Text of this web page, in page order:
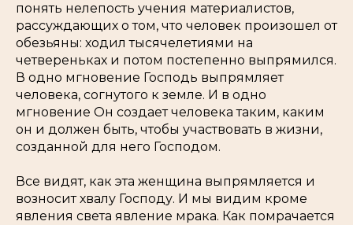
понять нелепость учения материалистов,
рассуждающих о том, что человек произошел от
обезьяны: ходил тысячелетиями на
четвереньках и потом постепенно выпрямился.
В одно мгновение Господь выпрямляет
человека, согнутого к земле. И в одно
мгновение Он создает человека таким, каким
он и должен быть, чтобы участвовать в жизни,
созданной для него Господом.
Все видят, как эта женщина выпрямляется и
возносит хвалу Господу. И мы видим кроме
явления света явление мрака. Как помрачается